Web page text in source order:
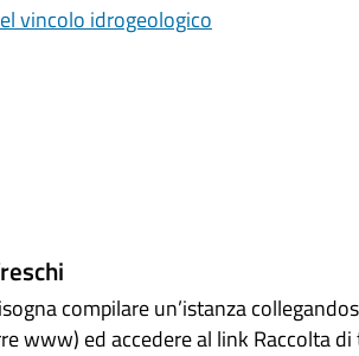
vincolo idrogeologico
compilare un’istanza
www) ed accedere al link Raccolta